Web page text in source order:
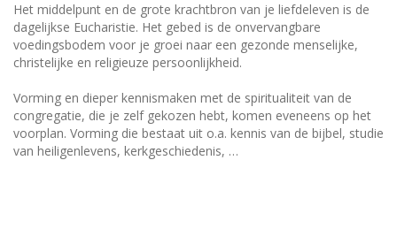
Het middelpunt en de grote krachtbron van je liefdeleven is de
dagelijkse Eucharistie. Het gebed is de onvervangbare
voedingsbodem voor je groei naar een gezonde menselijke,
christelijke en religieuze persoonlijkheid.
Vorming en dieper kennismaken met de spiritualiteit van de
congregatie, die je zelf gekozen hebt, komen eveneens op het
voorplan. Vorming die bestaat uit o.a. kennis van de bijbel, studie
van heiligenlevens, kerkgeschiedenis, …